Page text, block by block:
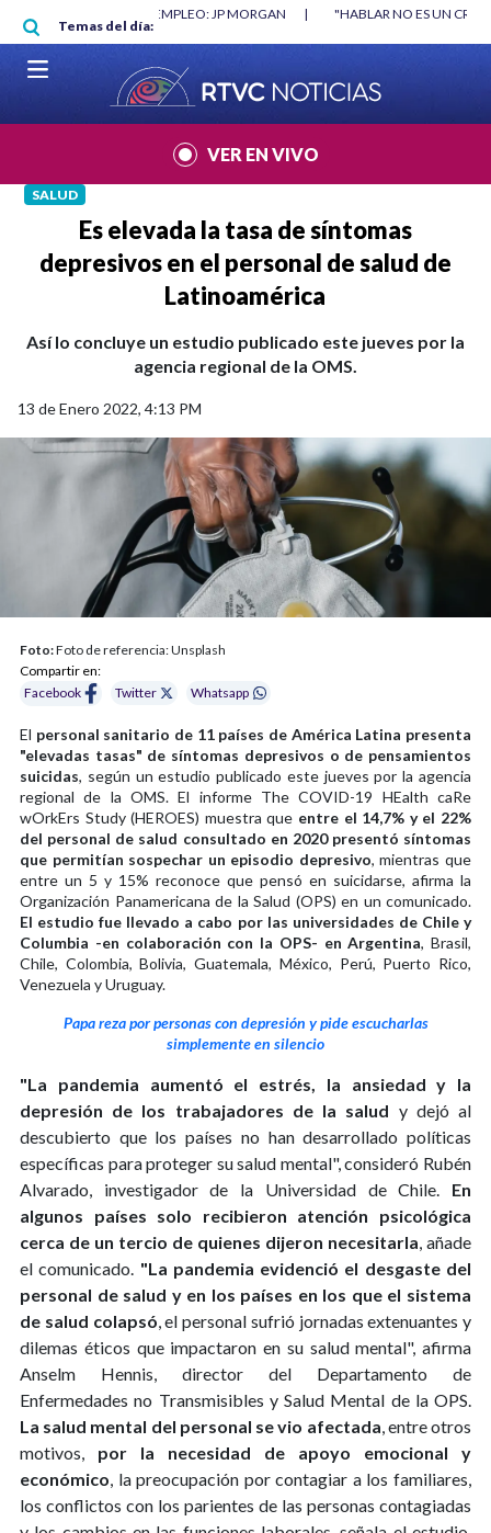
Pasar al contenido principal
Temas del día:
"HABLAR NO ES UN CRIMEN": CARTA DE BETO CORAL |
VER EN VIVO
SALUD
Es elevada la tasa de síntomas
depresivos en el personal de salud de
Latinoamérica
Así lo concluye un estudio publicado este jueves por la
agencia regional de la OMS.
13 de Enero 2022, 4:13 PM
Foto:Foto de referencia: Unsplash
Compartir en:
Facebook
Twitter Whatsapp
El personal sanitario de 11 países de América Latina presenta
"elevadas tasas" de síntomas depresivos o de pensamientos
suicidas, según un estudio publicado este jueves por la agencia
regional de la OMS. El informe The COVID-19 HEalth caRe
wOrkErs Study (HEROES) muestra que entre el 14,7% y el 22%
del personal de salud consultado en 2020 presentó síntomas
que permitían sospechar un episodio depresivo, mientras que
entre un 5 y 15% reconoce que pensó en suicidarse, afirma la
Organización Panamericana de la Salud (OPS) en un comunicado.
El estudio fue llevado a cabo por las universidades de Chile y
Columbia -en colaboración con la OPS- en Argentina, Brasil,
Chile, Colombia, Bolivia, Guatemala, México, Perú, Puerto Rico,
Venezuela y Uruguay.
Papa reza por personas con depresión y pide escucharlas
simplemente en silencio
"La pandemia aumentó el estrés, la ansiedad y la
depresión de los trabajadores de la salud y dejó al
descubierto que los países no han desarrollado políticas
específicas para proteger su salud mental", consideró Rubén
Alvarado, investigador de la Universidad de Chile. En
algunos países solo recibieron atención psicológica
cerca de un tercio de quienes dijeron necesitarla, añade
el comunicado. "La pandemia evidenció el desgaste del
personal de salud y en los países en los que el sistema
de salud colapsó, el personal sufrió jornadas extenuantes y
dilemas éticos que impactaron en su salud mental", afirma
Anselm Hennis, director del Departamento de
Enfermedades no Transmisibles y Salud Mental de la OPS.
La salud mental del personal se vio afectada, entre otros
motivos, por la necesidad de apoyo emocional y
económico, la preocupación por contagiar a los familiares,
los conflictos con los parientes de las personas contagiadas